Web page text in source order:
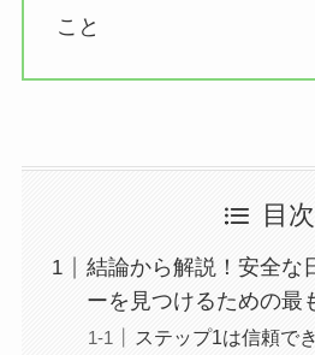
こと
目次
結論から解説！安全な
ーを見つけるための最
ステップ1は信頼で